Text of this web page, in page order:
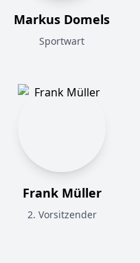
Markus Domels
Sportwart
Frank Müller
2. Vorsitzender